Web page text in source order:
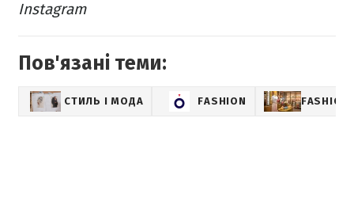
Instagram
Пов'язані теми:
СТИЛЬ І МОДА FASHION